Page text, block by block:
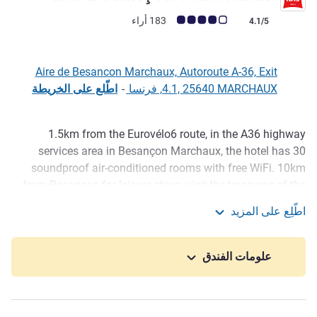
ملاحظة أراء العملاء (رأي ALL)
4.1/5 183 أراء
Aire de Besancon Marchaux, Autoroute A-36, Exit
4.1, 25640 MARCHAUX, فرنسا
- اطّلع على الخريطة
الوصف
1.5km from the Eurovélo6 route, in the A36 highway
services area in Besançon Marchaux, the hotel has 30
soundproof air-conditioned rooms with free WiFi. 10km
capital of watchmaking at the Museum of Time in Palais
Granvelle, the Vauban Citadel or the Museum of the
Resistance.
The hotel is also a good starting point for hikes in the
canoe ride to Besançon. For business stopovers, the hotel
اطّلِع على المزيد
علومات الفندق